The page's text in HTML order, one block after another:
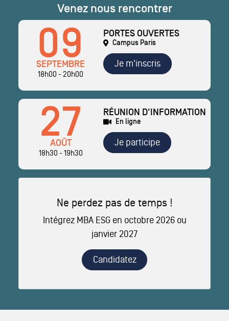
Venez nous rencontrer
09
SEPTEMBRE
18h00 - 20h00
PORTES OUVERTES
Campus Paris
Je m'inscris
27
AOÛT
18h30 - 19h30
RÉUNION D'INFORMATION
En ligne
Je participe
Ne perdez pas de temps !
Intégrez MBA ESG en octobre 2026 ou
janvier 2027
Candidatez